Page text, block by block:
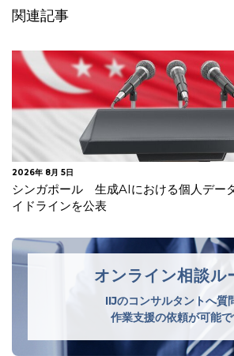
関連記事
2026年 7月 23日
韓国 安全管理措置の不備及び不要な個
なかったことを理由に生活用品メ…
オンライン相談ル
IIJのコンサルタントへ質
作業支援の依頼が可能